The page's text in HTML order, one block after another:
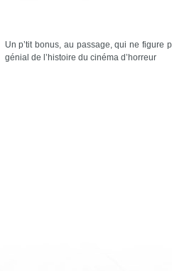
Un p’tit bonus, au passage, qui ne
génial de l’histoire du cinéma d’horreur